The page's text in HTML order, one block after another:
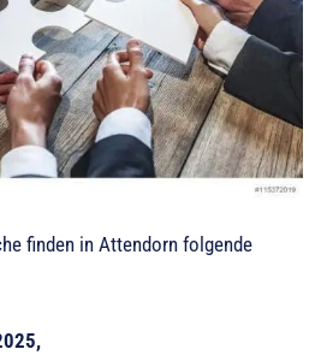
finden in Attendorn folgende